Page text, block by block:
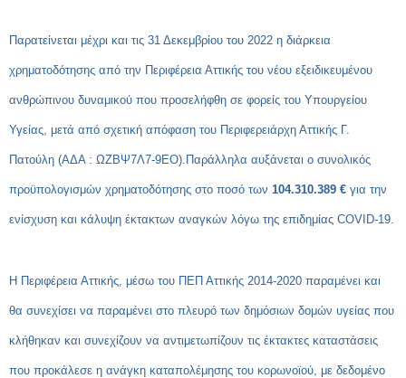
Παρατείνεται μέχρι και τις 31 Δεκεμβρίου του 2022 η διάρκεια
χρηματοδότησης από την Περιφέρεια Αττικής του νέου εξειδικευμένου
ανθρώπινου δυναμικού που προσελήφθη σε φορείς του Υπουργείου
Υγείας, μετά από σχετική απόφαση του Περιφερειάρχη Αττικής Γ.
Πατούλη (ΑΔΑ : ΩΖΒΨ7Λ7-9ΕΟ).Παράλληλα αυξάνεται ο συνολικός
προϋπολογισμών χρηματοδότησης στο ποσό των 104.310.389 € για την
ενίσχυση και κάλυψη έκτακτων αναγκών λόγω της επιδημίας COVID-19.
Η Περιφέρεια Αττικής, μέσω του ΠΕΠ Αττικής 2014-2020 παραμένει και
θα συνεχίσει να παραμένει στο πλευρό των δημόσιων δομών υγείας που
κλήθηκαν και συνεχίζουν να αντιμετωπίζουν τις έκτακτες καταστάσεις
που προκάλεσε η ανάγκη καταπολέμησης του κορωνοϊού, με δεδομένο